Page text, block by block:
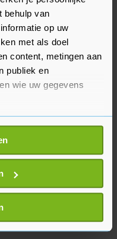
behulp van
op uw
met als doel
content, metingen aan
publiek en
wie uw gegevens
uw geografische
nauwkeurig kan zijn
het actief te
(fingerprinting)
gegevens worden
het
wijzigen of
van
organisatie staat
gebeurtenis of
zijn geworden